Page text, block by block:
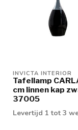
INVICTA INTERIOR
Tafellamp
cm linnen kap
37005
Levertijd 1 tot 3